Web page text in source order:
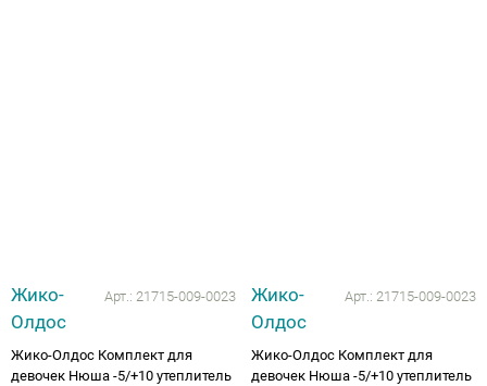
Жико-
Олдос
Арт.: 21715-009-0023
Жико-Олдос Комплект для
девочек Нюша -5/+10 утеплитель
Жико-
Олдос
Арт.: 21715-009-0023
Жико-Олдос Комплект для
девочек Нюша -5/+10 утеплитель